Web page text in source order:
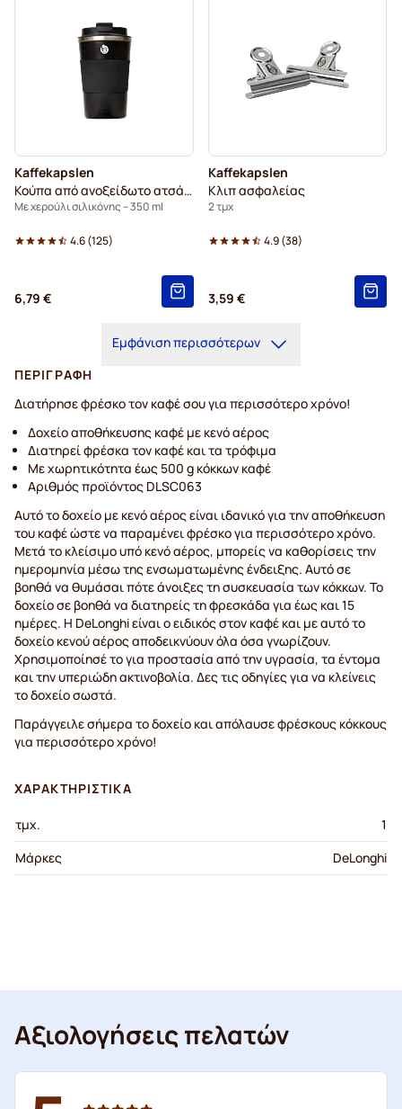
Kaffekapslen
Κούπα από ανοξείδωτο ατσάλι
Με χερούλι σιλικόνης – 350 ml
4.6(125)
6,79 €
Kaffekapslen
Κλιπ ασφαλείας
2 τμχ
4.9(38)
3,59 €
Εμφάνιση περισσότερων
ΠΕΡΙΓΡΑΦΉ
Διατήρησε φρέσκο τον καφέ σου για περισσότερο χρόνο!
Δοχείο αποθήκευσης καφέ με κενό αέρος
Διατηρεί φρέσκα τον καφέ και τα τρόφιμα
Με χωρητικότητα έως 500 g κόκκων καφέ
Αριθμός προϊόντος DLSC063
Αυτό το δοχείο με κενό αέρος είναι ιδανικό για την αποθήκευση
του καφέ ώστε να παραμένει φρέσκο για περισσότερο χρόνο.
Μετά το κλείσιμο υπό κενό αέρος, μπορείς να καθορίσεις την
ημερομηνία μέσω της ενσωματωμένης ένδειξης. Αυτό σε
βοηθά να θυμάσαι πότε άνοιξες τη συσκευασία των κόκκων. Το
δοχείο σε βοηθά να διατηρείς τη φρεσκάδα για έως και 15
ημέρες. Η DeLonghi είναι ο ειδικός στον καφέ και με αυτό το
δοχείο κενού αέρος αποδεικνύουν όλα όσα γνωρίζουν.
Χρησιμοποίησέ το για προστασία από την υγρασία, τα έντομα
και την υπεριώδη ακτινοβολία. Δες τις οδηγίες για να κλείνεις
το δοχείο σωστά.
Παράγγειλε σήμερα το δοχείο και απόλαυσε φρέσκους κόκκους
για περισσότερο χρόνο!
ΧΑΡΑΚΤΗΡΙΣΤΙΚΆ
τμχ.
1
Μάρκες
DeLonghi
Αξιολογήσεις πελατών